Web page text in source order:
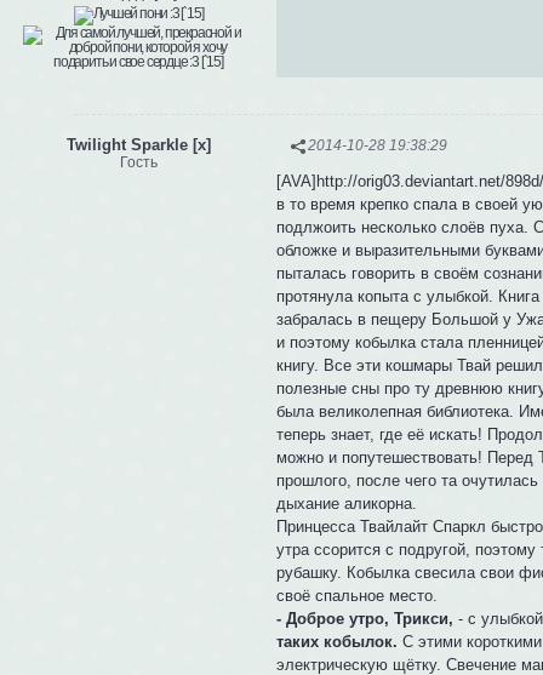
2014-10-28 19:38:29
Twilight Sparkle [x]
Гость
[AVA]http://orig03.deviantart.net/
в то время крепко спала в своей
подлжоить несколько слоёв пуха.
обложке и выразительными
пыталась говорить в своём
протянула копыта с улыбкой.
забралась в пещеру Большой у
и поэтому кобылка стала
книгу. Все эти кошмары Твай
полезные сны про ту древнюю
была великолепная библиотека.
теперь знает, где её искать!
можно и попутешествовать! Перед
прошлого, после чего та
дыхание аликорна.
Принцесса Твайлайт Спаркл
утра ссорится с подругой,
рубашку. Кобылка свесила свои
своё спальное место.
- Доброе утро, Трикси, - с
таких кобылок. С этими
электрическую щётку. Свечение